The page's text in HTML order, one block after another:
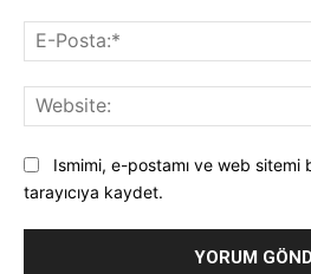
Ismimi, e-postamı ve web sitemi
tarayıcıya kaydet.